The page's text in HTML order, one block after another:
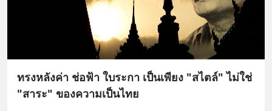
ทรงหลังค่า ช่อฟ้า ใบระกา เป็นเพียง "สไตล์" ไม่ใช่
"สาระ" ของความเป็นไทย